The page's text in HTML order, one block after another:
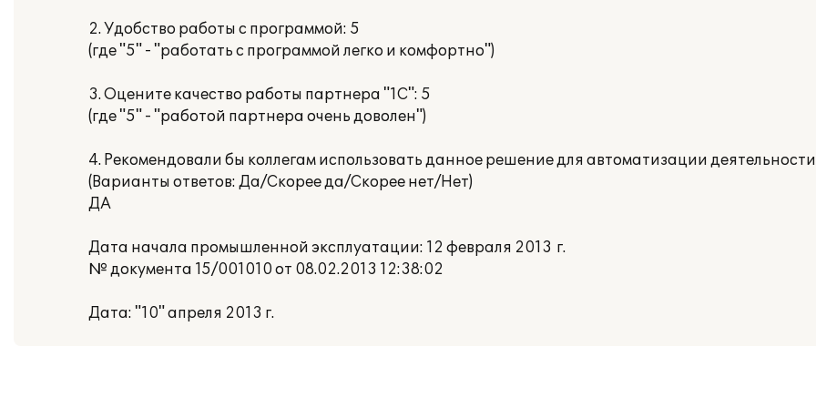
2. Удобство работы с программой: 5
(где "5" - "работать с программой легко и комфортно")
3. Оцените качество работы партнера "1С": 5
(где "5" - "работой партнера очень доволен")
4. Рекомендовали бы коллегам использовать данное решение для автоматизации
(Варианты ответов: Да/Скорее да/Скорее нет/Нет)
ДА
Дата начала промышленной эксплуатации: 12 февраля 2013 г.
№ документа 15/001010 от 08.02.2013 12:38:02
Дата: "10" апреля 2013 г.